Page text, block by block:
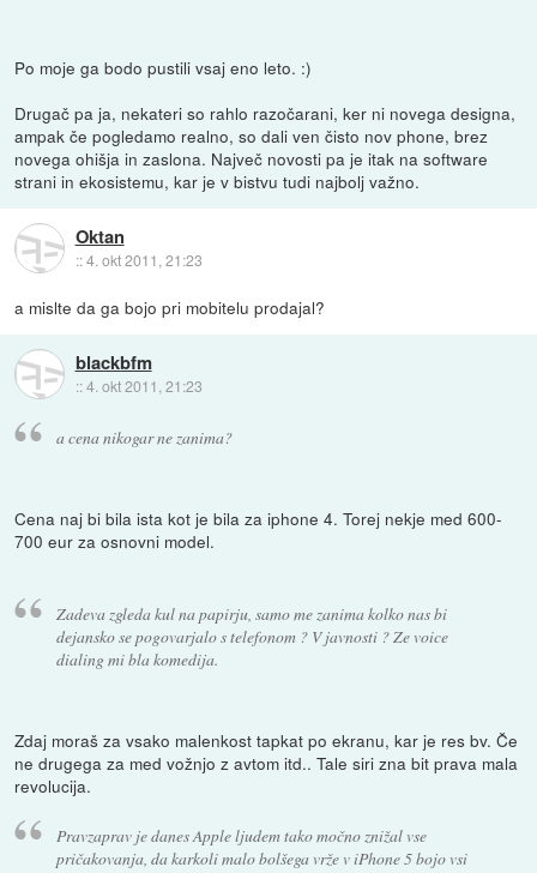
Po moje ga bodo pustili vsaj eno leto. :)
Drugač pa ja, nekateri so rahlo razočarani, ker ni novega designa,
ampak če pogledamo realno, so dali ven čisto nov phone, brez
novega ohišja in zaslona. Največ novosti pa je itak na software
strani in ekosistemu, kar je v bistvu tudi najbolj važno.
Oktan
::4. okt 2011, 21:23
a mislte da ga bojo pri mobitelu prodajal?
blackbfm
::4. okt 2011, 21:23
a cena nikogar ne zanima?
Cena naj bi bila ista kot je bila za iphone 4. Torej nekje med 600-
700 eur za osnovni model.
Zadeva zgleda kul na papirju, samo me zanima kolko nas bi
dejansko se pogovarjalo s telefonom ? V javnosti ? Ze voice
dialing mi bla komedija.
Zdaj moraš za vsako malenkost tapkat po ekranu, kar je res bv. Če
ne drugega za med vožnjo z avtom itd.. Tale siri zna bit prava mala
revolucija.
Pravzaprav je danes Apple ljudem tako močno znižal vse
pričakovanja, da karkoli malo bolšega vrže v iPhone 5 bojo vsi